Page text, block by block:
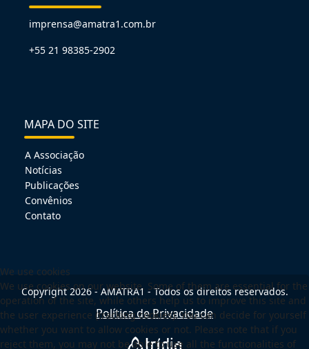
imprensa@amatra1.com.br
+55 21 98385-2902
MAPA DO SITE
A Associação
Notícias
Publicações
Convênios
Contato
Copyright 2026 - AMATRA1 - Todos os direitos reservados.
Política de Privacidade
We use cookies
We use cookies on our website. Some of them are essential for the
operation of the site, while others help us to improve this site and
the user experience (tracking cookies). You can decide for yourself
whether you want to allow cookies or not. Please note that if you
reject them, you may not be able to use all the functionalities of